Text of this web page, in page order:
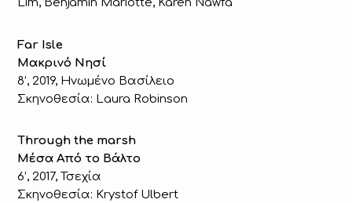
Lim, Benjamin Mariotte, Karen Nawfa
Far Isle
Μακρινό Νησί
8’, 2019, Ηνωμένο Βασίλειο
Σκηνοθεσία: Laura Robinson
Through the marsh
Μέσα Από το Βάλτο
6’, 2017, Τσεχία
Σκηνοθεσία: Krystof Ulbert